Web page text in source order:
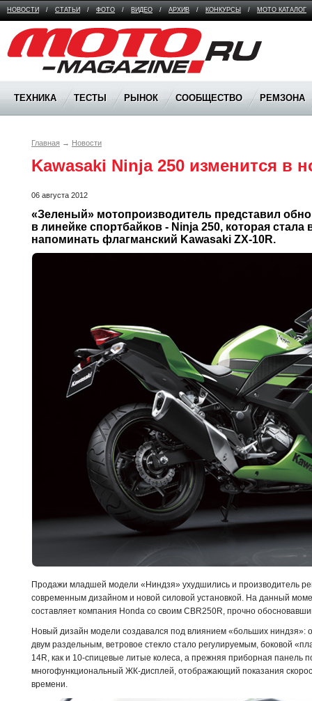
НОВОСТИ / СТАТЬИ / ФОТО / ВИДЕО / АРХИВ / КОНКУРСЫ / МОТО КАТАЛОГ
Moto Magazine
ТЕХНИКА ТЕСТЫ РЫНОК СООБЩЕСТВО РЕМЗОНА
Главная → Новости
Kawasaki Ninja 250 изменится в
06 августа 2012
«Зеленый» мотопроизводитель представил
в линейке спортбайков - Ninja 250, которая стала
напоминать флагманский Kawasaki ZX-10R.
Продажи младшей модели «Ниндзя» ухудшились и производитель
современным дизайном и новой силовой установкой. На данный
составляет компания Honda со своим CBR250R, прочно
Новый дизайн модели создавался под влиянием «больших ниндзя»:
двум раздельным, ветровое стекло стало регулируемым, боковой
14R, как и 10-спицевые литые колеса, а прежняя приборная панель
многофункциональный ЖК-дисплей, отображающий показания
времени.